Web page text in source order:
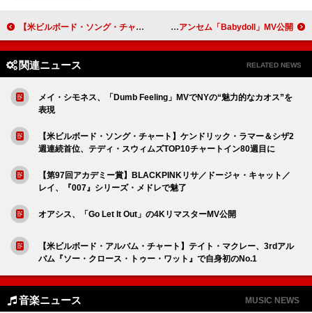
【米ビルボード・ソング・チャート】ケンドリック・ラマー＆シザ2週連続首位、テディ・スウィムズTOP10チャートイン80週目に グレース・ヴァンダーウォール、ポップ・アンセム「Babydoll」MV公開
関連ニュース RELATED NEWS
メイ・シモネス、「Dumb Feeling」MVでNYの“魅力的なカオス”を
表現
【米ビルボード・ソング・チャート】ケンドリック・ラマー＆シザ2
週連続首位、テディ・スウィムズTOP10チャートイン80週目に
【第97回アカデミー賞】BLACKPINKリサ／ドージャ・キャット／
レイ、『007』シリーズ・メドレで魅了
オアシス、「Go Let It Out」の4KリマスターMV公開
【米ビルボード・アルバム・チャート】テイト・マクレー、3rdアル
バム『ソー・クロース・トゥー・ワット』で自身初のNo.1
音楽ニュース MUSIC NEWS